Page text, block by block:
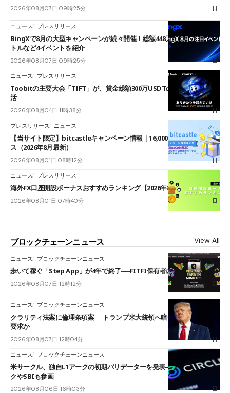
2026年08月07日 09時25分
ニュース プレスリリース
BingXで8月の大型キャンペーンが続々開催！総額448万USDT超のAIバ
トルなど4イベントを紹介
2026年08月07日 09時25分
ニュース プレスリリース
Toobitの主要大会「TIFT」が、賞金総額300万USDTのレースとして復
活
2026年08月04日 11時38分
プレスリリース ニュース
【当サイト限定】bitcastleキャンペーン情報｜16,000円口座開設ボーナ
ス（2026年8月最新）
2026年08月01日 08時12分
ニュース プレスリリース
海外FX口座開設ボーナスおすすめランキング【2026年8月最新】
2026年08月01日 07時40分
ブロックチェーンニュース View All
ニュース ブロックチェーンニュース
歩いて稼ぐ「Step App」が4年で終了──FITFI保有者に対応呼びかけ
2026年08月07日 12時12分
ニュース ブロックチェーンニュース
クラリティ法案に倫理条項案──トランプ米大統領へ暗号資産事業の売却
要求か
2026年08月07日 12時04分
ニュース ブロックチェーンニュース
米サークル、独自L1アークの初期バリデーターを発表――ブラックロッ
クやSBIも参画
2026年08月06日 16時03分